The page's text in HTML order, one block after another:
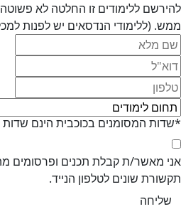
ללימודים זו החלטה לא פשוטה,
(ללימודי הנדסאים יש לפנות
המסומנים בכוכבית הינם שדות
מאשר/ת קבלת תכנים ופרסומים
שונים לטלפון הנייד.